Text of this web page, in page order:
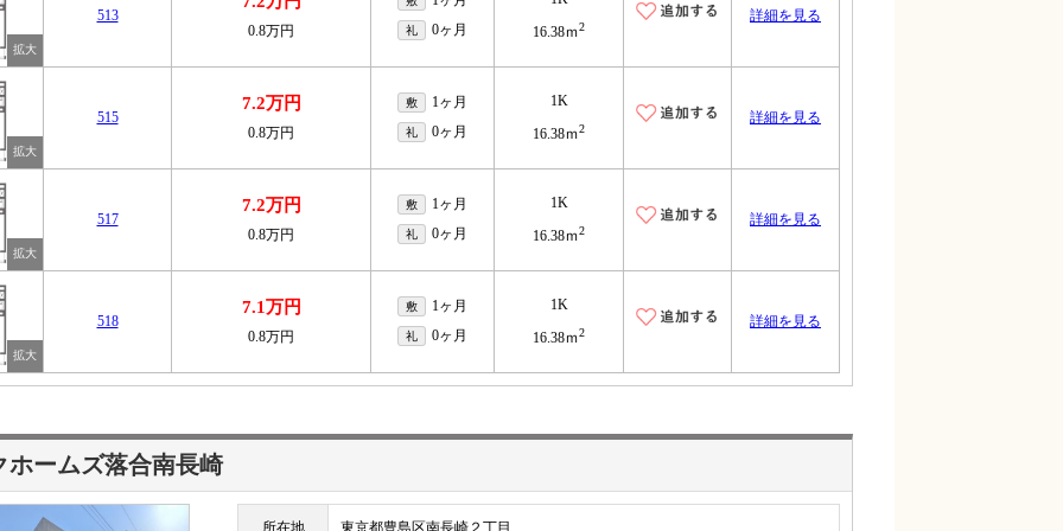
513
0.8万円 礼 0ヶ月
16.38ｍ2
詳細を見る
515
7.2万円
0.8万円
敷 1ヶ月
礼 0ヶ月
1K
16.38ｍ2
詳細を見る
517
7.2万円
0.8万円
敷 1ヶ月
礼 0ヶ月
1K
16.38ｍ2
詳細を見る
518
7.1万円
0.8万円
敷 1ヶ月
礼 0ヶ月
1K
16.38ｍ2
詳細を見る
ホームズ落合南長崎
所在地 東京都豊島区南長崎２丁目